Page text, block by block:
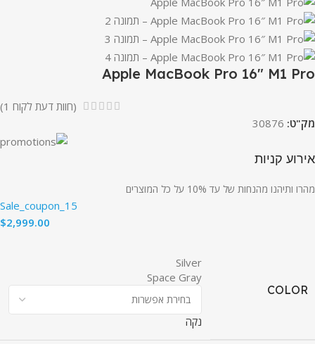
Apple MacBook Pro 16″ M1 Pro
(חוות דעת לקוח 1
)
מק"ט: 30876
אירוע קניות
מהרו ותיהנו מהנחות של עד 10% על כל המוצרים
Sale_coupon_15
$2,999.00
COLOR
Silver
Space Gray
נקה